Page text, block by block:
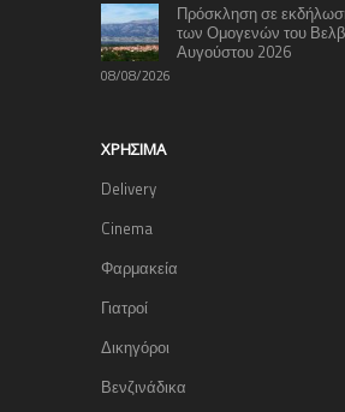
Πρόσκληση σε
των Ομογενών του
Αυγούστου 2026
08/08/2026
ΧΡΉΣΙΜΑ
Delivery
Cinema
Φαρμακεία
Γιατροί
Δικηγόροι
Βενζινάδικα